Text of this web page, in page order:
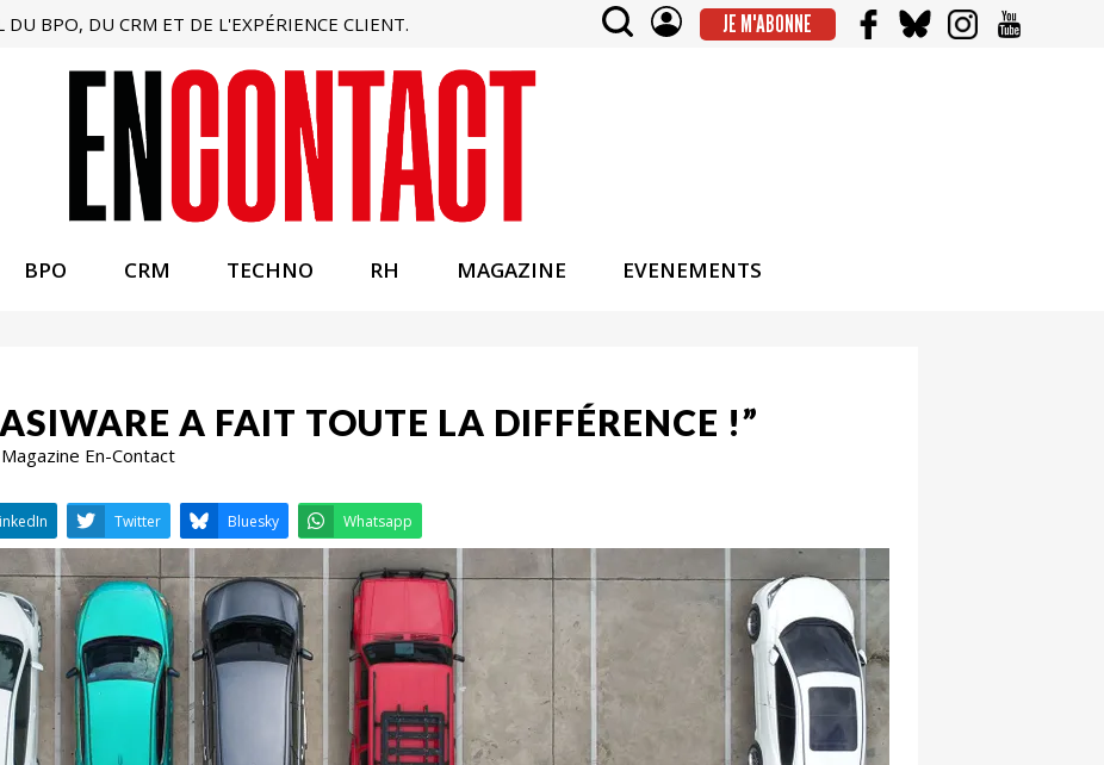
BPO, DU CRM ET DE L'EXPÉRIENCE CLIENT. JE M'ABONNE
BPO CRM TECHNO RH MAGAZINE EVENEMENTS
A FAIT TOUTE LA DIFFÉRENCE !”
En-Contact
LinkedIn Twitter Bluesky Whatsapp